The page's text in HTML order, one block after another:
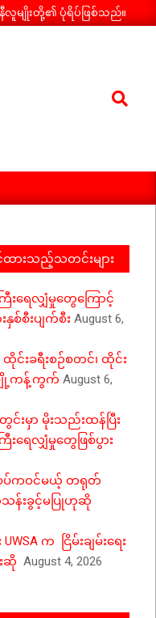
လူမျိုးတို့၏ ပုံရိပ်ဖြစ်သည်။
Search
ားသည့်သတင်းများ
းရေလျှံမှုတွေကြောင့်
စ်စီးပျက်စီး August 6,
င်းခရီးစဉ်စတင်၊ ထိုင်း
ကန့်ကွက် August 6,
းမှာ မိုးသည်းထန်ပြီး
ကြီးရေလျှံမှုတွေဖြစ်ပွား
စပ်ကဝင်မယ့် တရုတ်
သန်းခွင့်မပြုဟုဆို
က ငြိမ်းချမ်းရေး
ဆို August 4, 2026